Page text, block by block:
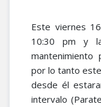
Este viernes
10:30 pm y
por lo tanto
desde él
intervalo